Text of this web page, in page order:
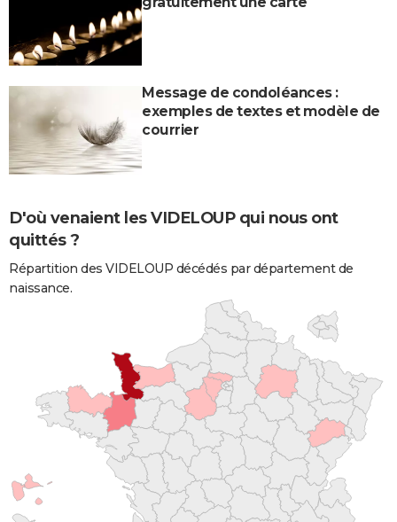
Message de condoléances :
exemples de textes et modèle de
courrier
D'où venaient les VIDELOUP qui nous ont
quittés ?
Répartition des VIDELOUP décédés par département de
naissance.